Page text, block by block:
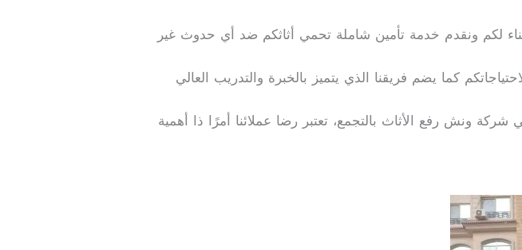
لكم ونقدم خدمة تأمين شاملة تحمي أثاثكم ضد أي حدوث غير
كما يضم فريقنا الذي يتميز بالخبرة والتدريب العالي
شركة ونش رفع الأثاث بالتجمع، تعتبر رضا عملائنا أمرًا ذا أهمية